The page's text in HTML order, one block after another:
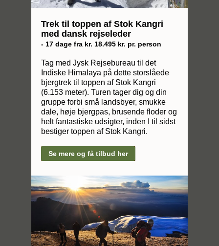
Trek til toppen af Stok Kangri
med dansk rejseleder
- 17 dage fra kr. 18.495 kr. pr. person
Tag med Jysk Rejsebureau til det
Indiske Himalaya på dette storslåede
bjergtrek til toppen af Stok Kangri
(6.153 meter). Turen tager dig og din
gruppe forbi små landsbyer, smukke
dale, høje bjergpas, brusende floder og
helt fantastiske udsigter, inden I til sidst
bestiger toppen af Stok Kangri.
Se mere og få tilbud her